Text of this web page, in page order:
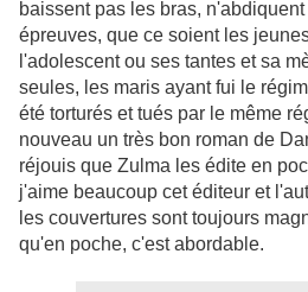
baissent pas les bras,
épreuves, que ce soient les
l'adolescent ou ses tantes et sa
seules, les maris ayant fui le
été torturés et tués par le même
nouveau un très bon roman de
réjouis que Zulma les édite en
j'aime beaucoup cet éditeur et
les couvertures sont toujours
qu'en poche, c'est abordable.